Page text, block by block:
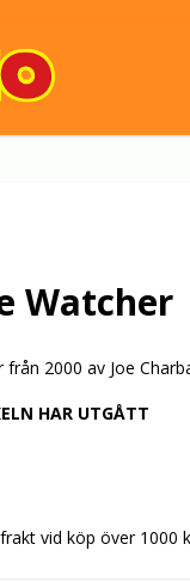
Watcher
från 2000 av Joe
HAR UTGÅTT
vid köp över 1000